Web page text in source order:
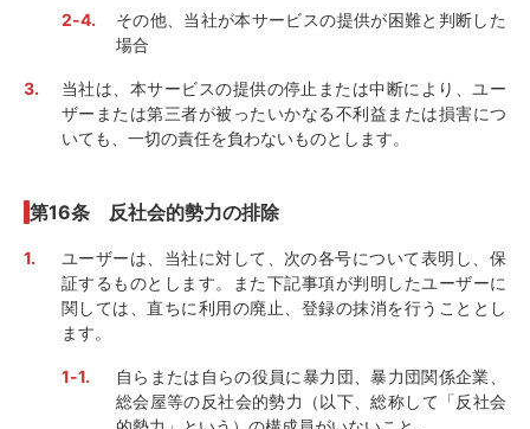
その他、当社が本サービスの提供が困難と判断した
場合
当社は、本サービスの提供の停止または中断により、ユー
ザーまたは第三者が被ったいかなる不利益または損害につ
いても、一切の責任を負わないものとします。
第16条 反社会的勢力の排除
ユーザーは、当社に対して、次の各号について表明し、保
証するものとします。また下記事項が判明したユーザーに
関しては、直ちに利用の廃止、登録の抹消を行うこととし
ます。
自らまたは自らの役員に暴力団、暴力団関係企業、
総会屋等の反社会的勢力（以下、総称して「反社会